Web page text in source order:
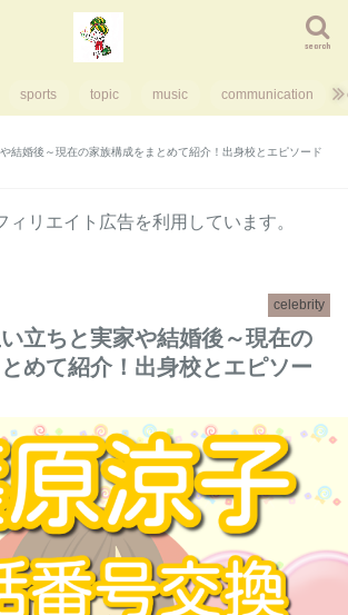
search
sports topic music communication
結婚後～現在の家族構成をまとめて紹介！出身校とエピソード
リエイト広告を利用しています。
celebrity
立ちと実家や結婚後～現在の
めて紹介！出身校とエピソー